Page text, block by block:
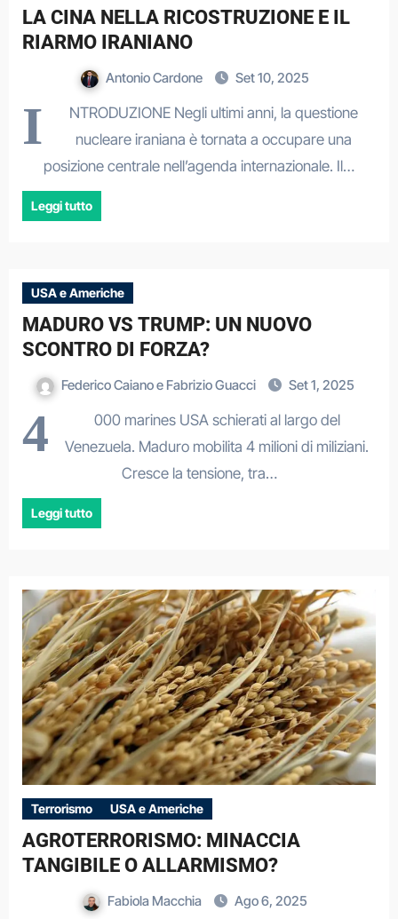
LA CINA NELLA RICOSTRUZIONE E IL
RIARMO IRANIANO
Antonio Cardone Set 10, 2025
I
NTRODUZIONE Negli ultimi anni, la questione
nucleare iraniana è tornata a occupare una
posizione centrale nell’agenda internazionale. Il…
Leggi tutto
USA e Americhe
MADURO VS TRUMP: UN NUOVO
SCONTRO DI FORZA?
Federico Caiano e Fabrizio Guacci Set 1, 2025
4
000 marines USA schierati al largo del
Venezuela. Maduro mobilita 4 milioni di miliziani.
Cresce la tensione, tra…
Leggi tutto
Terrorismo USA e Americhe
AGROTERRORISMO: MINACCIA
TANGIBILE O ALLARMISMO?
Fabiola Macchia Ago 6, 2025